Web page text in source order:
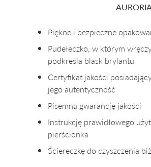
Piękne i bezpieczne
Pudełeczko, w którym
podkreśla blask brylantu
Certyfikat jakości
jego autentyczność
Pisemną gwarancję jakości
Instrukcję prawidłowego
pierścionka
Ściereczkę do czyszczenia